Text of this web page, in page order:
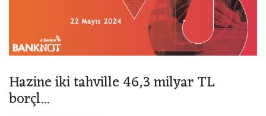
Hazine iki tahville 46,3 milyar TL
borçl...